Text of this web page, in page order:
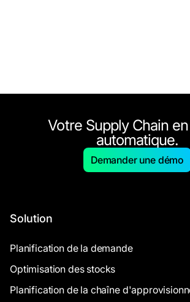
Votre Supply Chain
automatique.
Demander une démo
Solution
Planification de la demande
Optimisation des stocks
Planification de la chaîne